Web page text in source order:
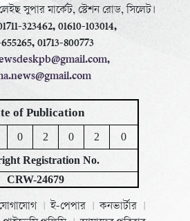
সুপার মার্কেট, স্টেশন রোড, সিলেট।
323462, 01610-103014,
01713-800773
of Publication
0 2 0 2
0
Registration No.
CRW-24679
ই-পেপার
কনভার্টার